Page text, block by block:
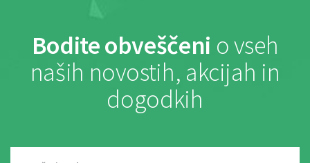
Bodite obveščeni o vseh
naših novostih, akcijah in
dogodkih